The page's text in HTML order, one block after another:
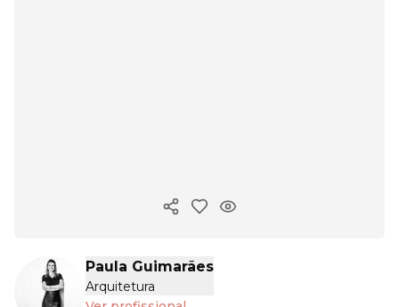
Copiar link
Paula Guimarães
Arquitetura